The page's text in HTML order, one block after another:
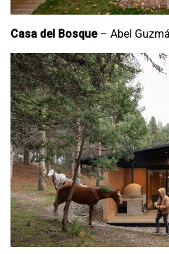
Casa del Bosque– Abel